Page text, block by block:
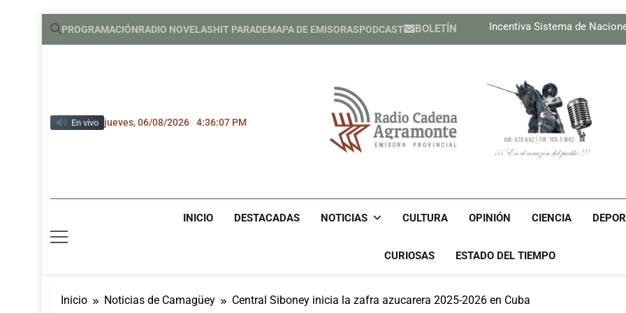
Saltar
PROGRAMACIÓNRADIO NOVELASHIT PARADEMAPA DE EMISORASPODCAST BOLETÍN
Incentiva Sistema de
Incentiva Sistema de
Tres cubanos ya
En vivo jueves, 06/08/2026 4:36:08 PM
Radio Cadena
INICIO DESTACADAS NOTICIAS CULTURA OPINIÓN CIENCIA
CURIOSAS ESTADO DEL TIEMPO
Inicio Noticias de Camagüey Central Siboney inicia la zafra azucarera 2025-2026 en Cuba